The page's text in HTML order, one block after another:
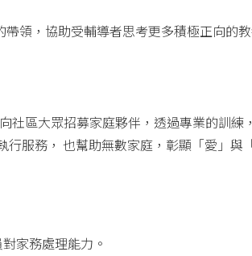
領，協助受輔導者思考更多積極正向的
區大眾招募家庭夥伴，透過專業的訓練
行服務， 也幫助無數家庭，彰顯「愛」與
家務處理能力。